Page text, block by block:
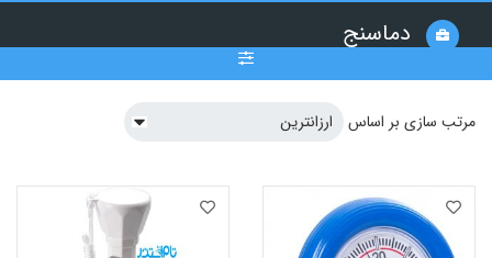
دماسنج
مرتب سازی بر اساس